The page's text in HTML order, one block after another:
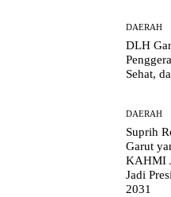
DAERAH
DLH
Sehat,
DAERAH
Suprih
Garut
KAHMI
Jadi
2031